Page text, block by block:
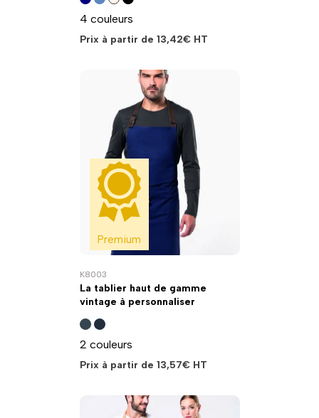
4 couleurs
Prix à partir de 13,42€HT
Premium
K8003
La tablier haut de gamme
vintage à personnaliser
2 couleurs
Prix à partir de 13,57€HT